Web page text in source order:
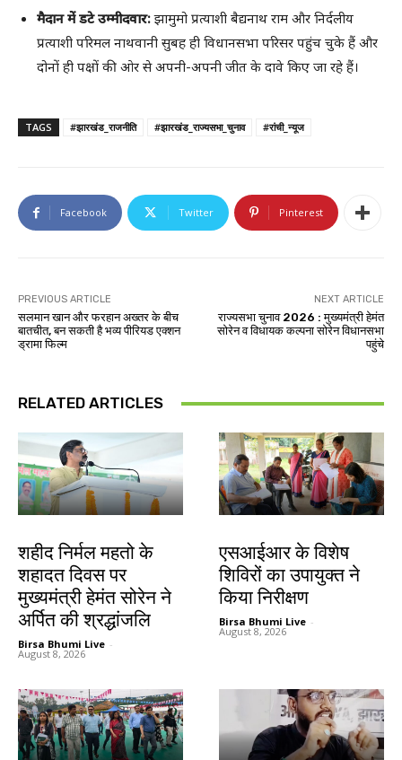
मैदान में डटे उम्मीदवार:झामुमो प्रत्याशी बैद्यनाथ राम और निर्दलीय
प्रत्याशी परिमल नाथवानी सुबह ही विधानसभा परिसर पहुंच चुके हैं और
दोनों ही पक्षों की ओर से अपनी-अपनी जीत के दावे किए जा रहे हैं।
TAGS #झारखंड_राजनीति #झारखंड_राज्यसभा_चुनाव #रांची_न्यूज
Facebook Twitter Pinterest
PREVIOUS ARTICLE
सलमान खान और फरहान अख्तर के बीच
बातचीत, बन सकती है भव्य पीरियड एक्शन
ड्रामा फिल्म
NEXT ARTICLE
राज्यसभा चुनाव 2026 : मुख्यमंत्री हेमंत
सोरेन व विधायक कल्पना सोरेन विधानसभा
पहुंचे
RELATED ARTICLES
शहीद निर्मल महतो के
शहादत दिवस पर
मुख्यमंत्री हेमंत सोरेन ने
अर्पित की श्रद्धांजलि
Birsa Bhumi Live -
August 8, 2026
एसआईआर के विशेष
शिविरों का उपायुक्त ने
किया निरीक्षण
Birsa Bhumi Live -
August 8, 2026